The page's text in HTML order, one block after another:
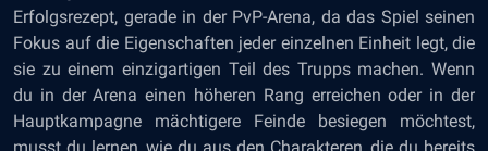
Erfolgsrezept, gerade in der PvP-Arena, da das Spiel seinen
Fokus auf die Eigenschaften jeder einzelnen Einheit legt, die
sie zu einem einzigartigen Teil des Trupps machen. Wenn
du in der Arena einen höheren Rang erreichen oder in der
Hauptkampagne mächtigere Feinde besiegen möchtest,